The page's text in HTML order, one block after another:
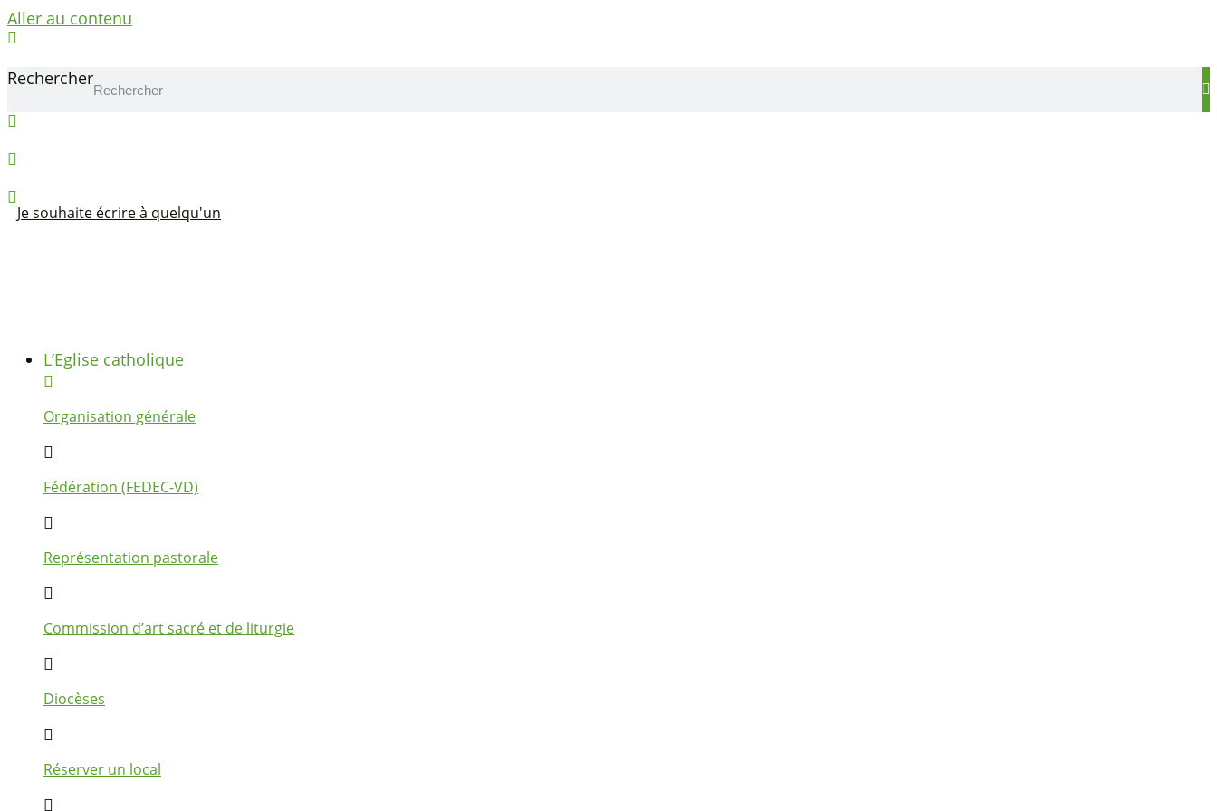
Aller au contenu
Rechercher
Je souhaite écrire à quelqu'un
L’Eglise catholique
Organisation générale
Fédération (FEDEC-VD)
Représentation pastorale
Commission d’art sacré et de liturgie
Diocèses
Réserver un local